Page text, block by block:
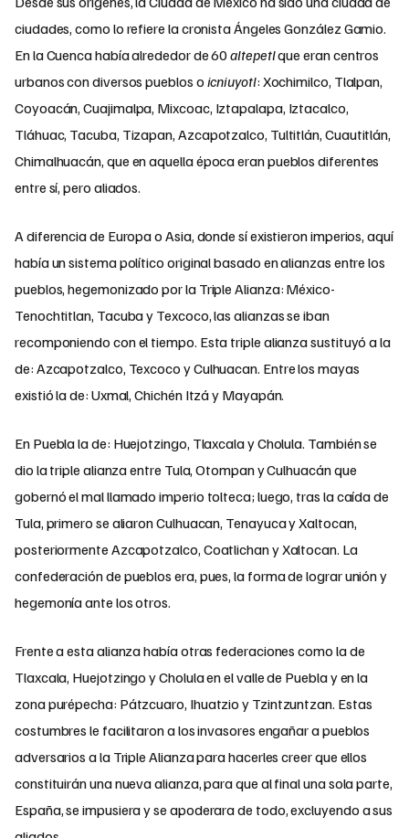
ciudades, como lo refiere la cronista Ángeles González Gamio.
En la Cuenca había alrededor de 60altepetlque eran centros
urbanos con diversos pueblos o icniuyotl: Xochimilco, Tlalpan,
Coyoacán, Cuajimalpa, Mixcoac, Iztapalapa, Iztacalco,
Tláhuac, Tacuba, Tizapan, Azcapotzalco, Tultitlán, Cuautitlán,
Chimalhuacán, que en aquella época eran pueblos diferentes
entre sí, pero aliados.
A diferencia de Europa o Asia, donde sí existieron imperios, aquí
había un sistema político original basado en alianzas entre los
pueblos, hegemonizado por la Triple Alianza: México-
Tenochtitlan, Tacuba y Texcoco, las alianzas se iban
recomponiendo con el tiempo. Esta triple alianza sustituyó a la
de: Azcapotzalco, Texcoco y Culhuacan. Entre los mayas
existió la de: Uxmal, Chichén Itzá y Mayapán.
En Puebla la de: Huejotzingo, Tlaxcala y Cholula. También se
dio la triple alianza entre Tula, Otompan y Culhuacán que
gobernó el mal llamado imperio tolteca; luego, tras la caída de
Tula, primero se aliaron Culhuacan, Tenayuca y Xaltocan,
posteriormente Azcapotzalco, Coatlichan y Xaltocan. La
confederación de pueblos era, pues, la forma de lograr unión y
hegemonía ante los otros.
Frente a esta alianza había otras federaciones como la de
Tlaxcala, Huejotzingo y Cholula en el valle de Puebla y en la
zona purépecha: Pátzcuaro, Ihuatzio y Tzintzuntzan. Estas
costumbres le facilitaron a los invasores engañar a pueblos
adversarios a la Triple Alianza para hacerles creer que ellos
constituirán una nueva alianza, para que al final una sola parte,
España, se impusiera y se apoderara de todo, excluyendo a sus